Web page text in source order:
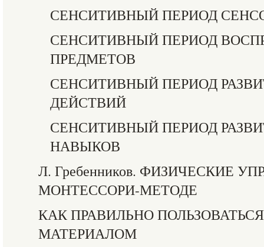
СЕНСИТИВНЫЙ ПЕРИОД
СЕНСИТИВНЫЙ ПЕРИОД
ПРЕДМЕТОВ
СЕНСИТИВНЫЙ ПЕРИОД
ДЕЙСТВИЙ
СЕНСИТИВНЫЙ ПЕРИОД
НАВЫКОВ
Л. Гребенников. ФИЗИЧЕСКИЕ
МОНТЕССОРИ-МЕТОДЕ
КАК ПРАВИЛЬНО
МАТЕРИАЛОМ